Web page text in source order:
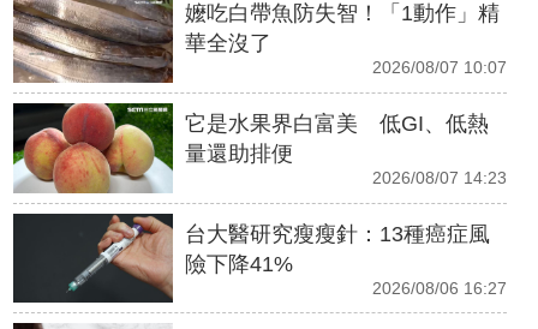
嬤吃白帶魚防失智！「1動作」精
華全沒了
2026/08/07 10:07
它是水果界白富美 低GI、低熱
量還助排便
2026/08/07 14:23
台大醫研究瘦瘦針：13種癌症風
險下降41%
2026/08/06 16:27